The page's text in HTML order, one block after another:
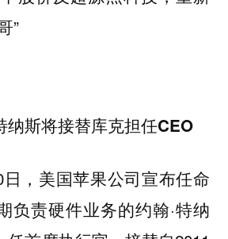
”
纳斯将接替库克担任CEO
，美国苹果公司宣布任命
负责硬件业务的约翰·特纳